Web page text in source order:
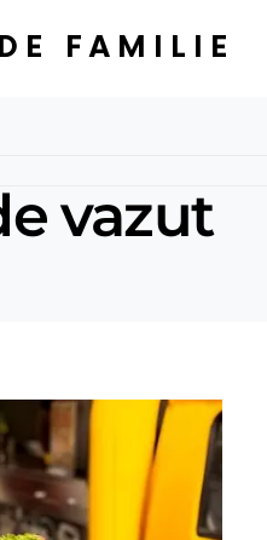
FAMILIE
vazut